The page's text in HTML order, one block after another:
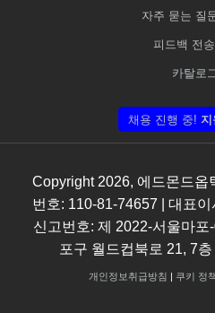
자주 묻는 질
피드백 전
카탈로
채용 진행 중! 지
Copyright 2026, 에드몬드옵
번호: 110-81-74657 | 대표
신고번호: 제 2022-서울마
포구 월드컵북로 21, 7
개인정보취급방침 | 쿠키 정